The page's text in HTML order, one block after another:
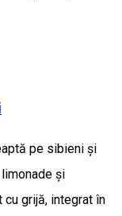
pe sibieni și
și
grijă, integrat în